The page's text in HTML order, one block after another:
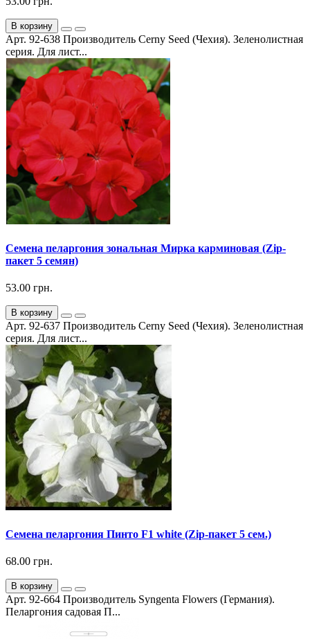
В корзину
Арт. 92-638 Производитель Cerny Seed (Чехия). Зеленолистная
серия. Для лист...
Семена пеларгония зональная Мирка карминовая (Zip-
пакет 5 семян)
53.00 грн.
В корзину
Арт. 92-637 Производитель Cerny Seed (Чехия). Зеленолистная
серия. Для лист...
Семена пеларгония Пинто F1 white (Zip-пакет 5 сем.)
68.00 грн.
В корзину
Арт. 92-664 Производитель Syngenta Flowers (Германия).
Пеларгония садовая П...